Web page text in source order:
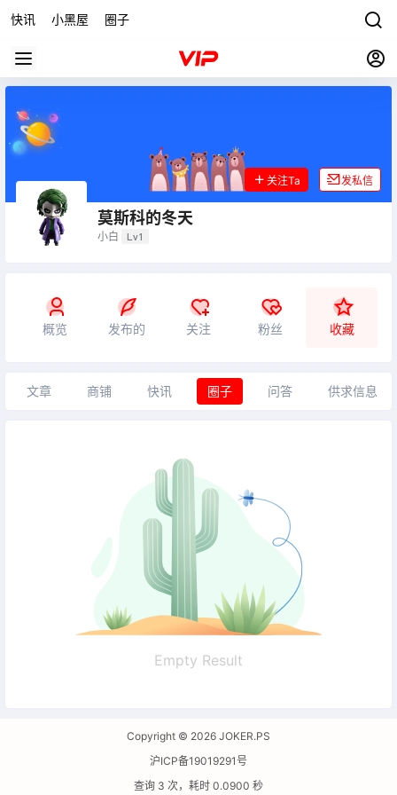
快讯 小黑屋 圈子
莫斯科的冬天
小白 Lv1
关注Ta 发私信
概览 发布的 关注 粉丝 收藏
文章 商铺 快讯 圈子 问答 供求信息
Empty Result
Copyright © 2026 JOKER.PS
沪ICP备19019291号
查询 3 次，耗时 0.0900 秒